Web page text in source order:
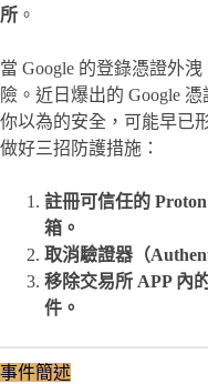
所 。
當 Google 的登錄憑證外
險。近日爆出的 Google
你以為的安全，可能早已
做好三招防護措施：
註冊可信任的
箱。
取消驗證器（
移除交易所 APP 內
件。
事件簡述